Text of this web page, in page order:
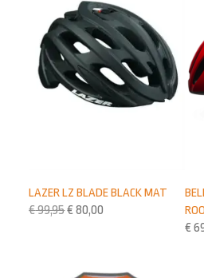
€
LAZER LZ BLADE BLACK MAT
€99,95€ 80,00